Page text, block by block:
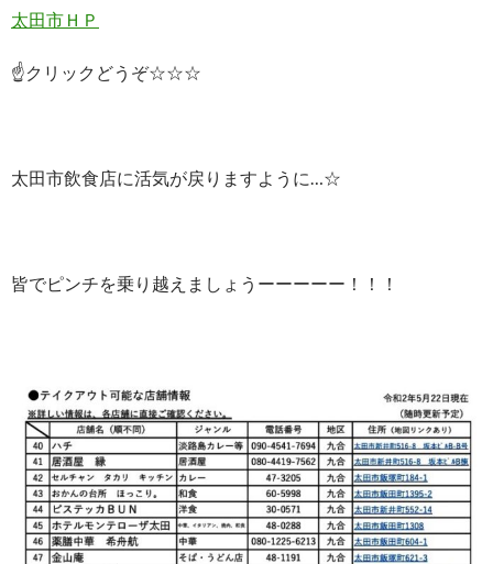
太田市ＨＰ
☝クリックどうぞ☆☆☆
太田市飲食店に活気が戻りますように…☆
皆でピンチを乗り越えましょうーーーーー！！！